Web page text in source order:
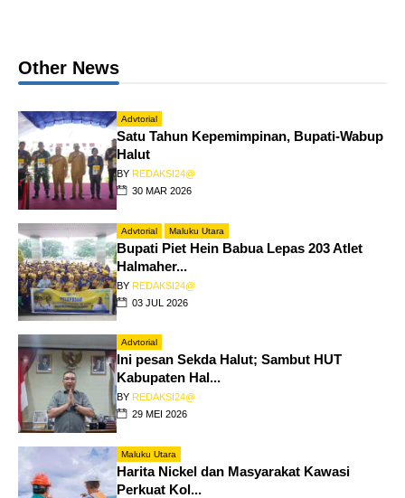
Other News
Advtorial
Satu Tahun Kepemimpinan, Bupati-Wabup
Halut
BY REDAKSI24@
30 MAR 2026
Advtorial Maluku Utara
Bupati Piet Hein Babua Lepas 203 Atlet
Halmaher...
BY REDAKSI24@
03 JUL 2026
Advtorial
Ini pesan Sekda Halut; Sambut HUT
Kabupaten Hal...
BY REDAKSI24@
29 MEI 2026
Maluku Utara
Harita Nickel dan Masyarakat Kawasi
Perkuat Kol...